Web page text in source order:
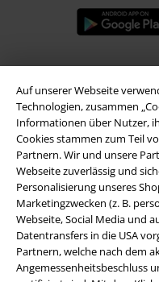
Auf unserer Webseite
Technologien, zusammen
Informationen über Nutzer,
Cookies stammen zum Teil
Partnern. Wir und unsere
Webseite zuverlässig und
Personalisierung unseres
Marketingzwecken (z. B.
Webseite, Social Media und
Datentransfers in die USA
Partnern, welche nach dem
Angemessenheitsbeschluss
A Warner